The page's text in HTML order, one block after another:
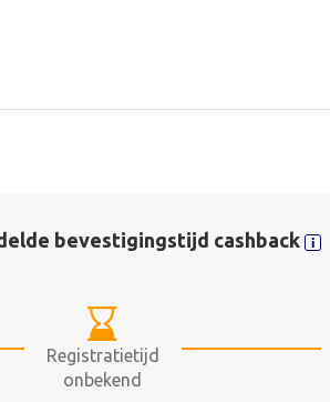
bevestigingstijd cashback
Registratietijd
onbekend